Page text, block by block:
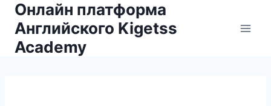
Онлайн платформа
Английского Kigetss
Academy